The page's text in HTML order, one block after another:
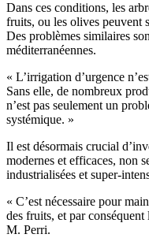
Dans ces con­di­tions, les
fruits, ou les olives peuvent
Des problèmes similaires
méditerranéennes.
« L’ir­ri­ga­tion d’ur­gence
Sans elle, de nombreux
n’est pas seulement un
systémique. »
Il est désormais crucial
modernes et efficaces, non
industrialisées et super-
« C’est néces­saire pour
des fruits, et par
M. Perri.